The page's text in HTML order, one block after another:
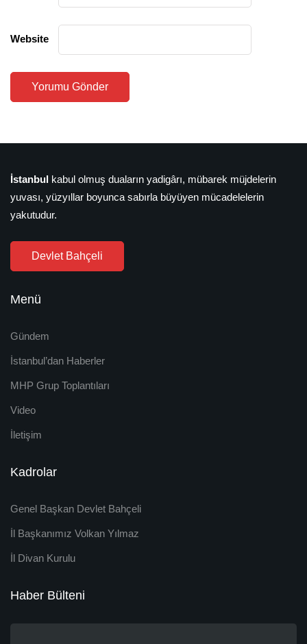
Website
İstanbul kabul olmuş duaların yadigârı, mübarek müjdelerin
yuvası, yüzyıllar boyunca sabırla büyüyen mücadelelerin
yakutudur.
Devlet Bahçeli
Menü
Gündem
İstanbul’dan Haberler
MHP Grup Toplantıları
Video
İletişim
Kadrolar
Genel Başkan Devlet Bahçeli
İl Başkanımız Volkan Yılmaz
İl Divan Kurulu
Haber Bülteni